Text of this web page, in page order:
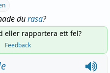
durasa?
eller rapportera ett fel?
Feedback